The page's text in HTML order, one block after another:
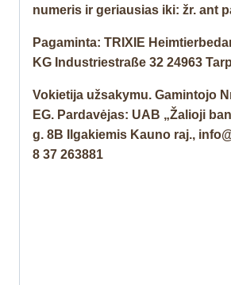
numeris ir geriausias iki: žr. ant
Pagaminta: TRIXIE
KG Industriestraße 32 24963 Tarp
Vokietija užsakymu. Gamintojo
EG. Pardavėjas: UAB „Žalioji
g. 8B Ilgakiemis Kauno raj.,
8 37 263881